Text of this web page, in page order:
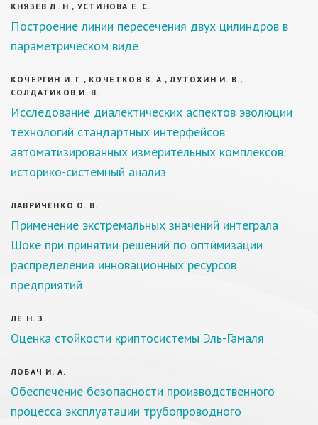
КНЯЗЕВ Д. Н., УСТИНОВА Е. С.
Построение линии пересечения двух цилиндров в
параметрическом виде
КОЧЕРГИН И. Г., КОЧЕТКОВ В. А., ЛУТОХИН И. В.,
СОЛДАТИКОВ И. В.
Исследование диалектических аспектов эволюции
технологий стандартных интерфейсов
автоматизированных измерительных комплексов:
историко-системный анализ
ЛАВРИЧЕНКО О. В.
Применение экстремальных значений интеграла
Шоке при принятии решений по оптимизации
распределения инновационных ресурсов
предприятий
ЛЕ Н. З.
Оценка стойкости криптосистемы Эль-Гамаля
ЛОБАЧ И. А.
Обеспечение безопасности производственного
процесса эксплуатации трубопроводного